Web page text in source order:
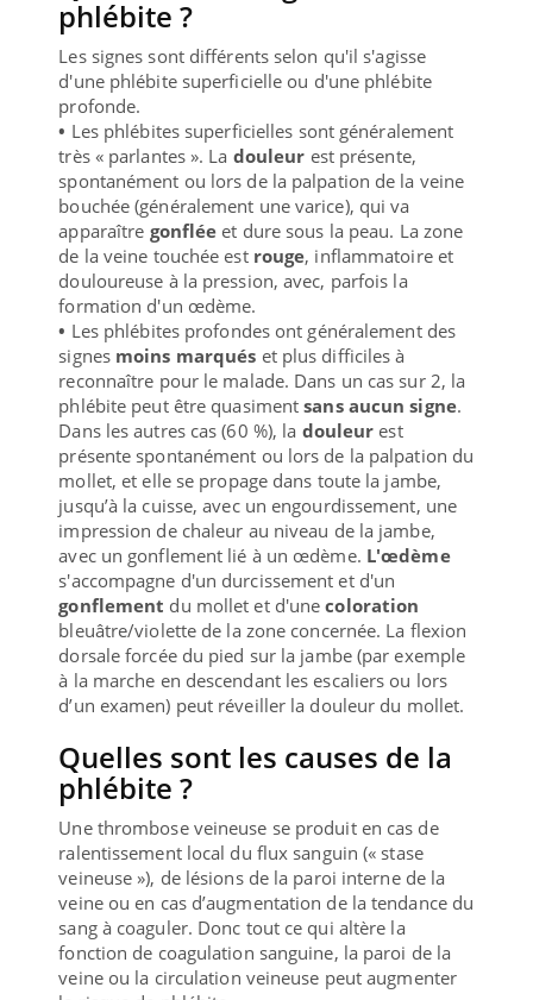
phlébite ?
Les signes sont différents selon qu'il s'agisse
d'une phlébite superficielle ou d'une phlébite
profonde.
• Les phlébites superficielles sont généralement
très « parlantes ». La douleur est présente,
spontanément ou lors de la palpation de la veine
bouchée (généralement une varice), qui va
apparaître gonflée et dure sous la peau. La zone
de la veine touchée est rouge, inflammatoire et
douloureuse à la pression, avec, parfois la
formation d'un œdème.
• Les phlébites profondes ont généralement des
signes moins marqués et plus difficiles à
reconnaître pour le malade. Dans un cas sur 2, la
phlébite peut être quasimentsans aucun signe.
Dans les autres cas (60 %), la douleur est
présente spontanément ou lors de la palpation du
mollet, et elle se propage dans toute la jambe,
jusqu’à la cuisse, avec un engourdissement, une
impression de chaleur au niveau de la jambe,
avec un gonflement lié à un œdème. L'œdème
s'accompagne d'un durcissement et d'un
gonflement du mollet et d'unecoloration
bleuâtre/violette de la zone concernée. La flexion
dorsale forcée du pied sur la jambe (par exemple
à la marche en descendant les escaliers ou lors
d’un examen) peut réveiller la douleur du mollet.
Quelles sont les causes de la
phlébite ?
Une thrombose veineuse se produit en cas de
ralentissement local du flux sanguin (« stase
veineuse »), de lésions de la paroi interne de la
veine ou en cas d’augmentation de la tendance du
sang à coaguler. Donc tout ce qui altère la
fonction de coagulation sanguine, la paroi de la
veine ou la circulation veineuse peut augmenter